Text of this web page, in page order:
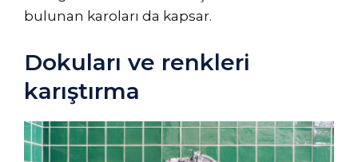
bulunan karoları da kapsar.
Dokuları ve renkleri
karıştırma